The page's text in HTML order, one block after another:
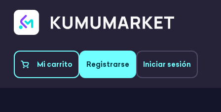
Mi carrito Registrarse Iniciar sesión